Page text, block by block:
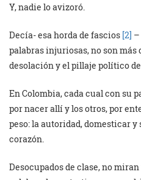
Y, nadie lo avizoró.
Decía- esa horda de fascios [2]
palabras injuriosas, no son más
desolación y el pillaje político
En Colombia, cada cual con su
por nacer allí y los otros, por
peso: la autoridad, domesticar
corazón.
Desocupados de clase, no